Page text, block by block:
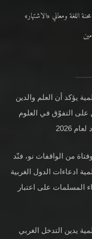
يؤكد أن العلم والدين
على التفوّق في العلوم
2026
أكثر من 1700 امرأة وفتاة من الواقفات نو، فنّد
ادعاءات الدول الغربية
المسلمات على اعتبار
يدين التدخل الغربي